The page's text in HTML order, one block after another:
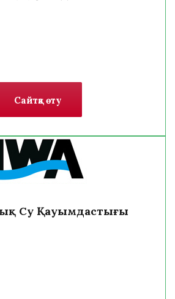
Сайтқа өту
Су Қауымдастығы